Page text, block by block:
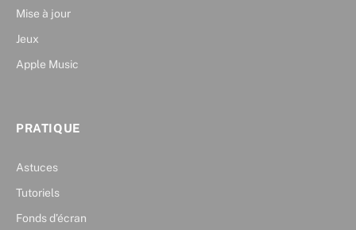
Mise à jour
Jeux
Apple Music
PRATIQUE
Astuces
Tutoriels
Fonds d’écran